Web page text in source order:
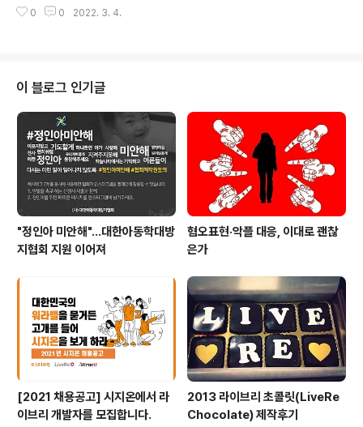
언론사 입사를 꿈꿨던 김미균 시지온 대표가 악성 댓글을
내용과 차이가 있을 수 있으니 보다 정확한 내용은 방송으
나칠 수 있지만, 결코 놓쳐서는 안 되는 기업의 숨은 가치를
알려 드리는 시간! '가치를 판매하는' 소중한 기업을 소개하
는 가판대입니다. 말에도 힘이 있죠. 오늘은 누군가를 웃게
하는 따스한 말 한마디, 건내보시면 어떨까요? 지금 이 순
간에도 일어나고 있는 사이버 테러, 악플과의 ..
0 0 2022. 3. 4.
이 블로그 인기글
"정인아 미안해"...대한아동학대방
지협회 지원 이어져
혐오표현·악플 대응, 이대로 괜찮
은가
[2021 채용공고] 시지온에서 라
이브리 개발자를 모집합니다.
2013 라이브리 초콜릿(LiveRe
Chocolate) 제작후기